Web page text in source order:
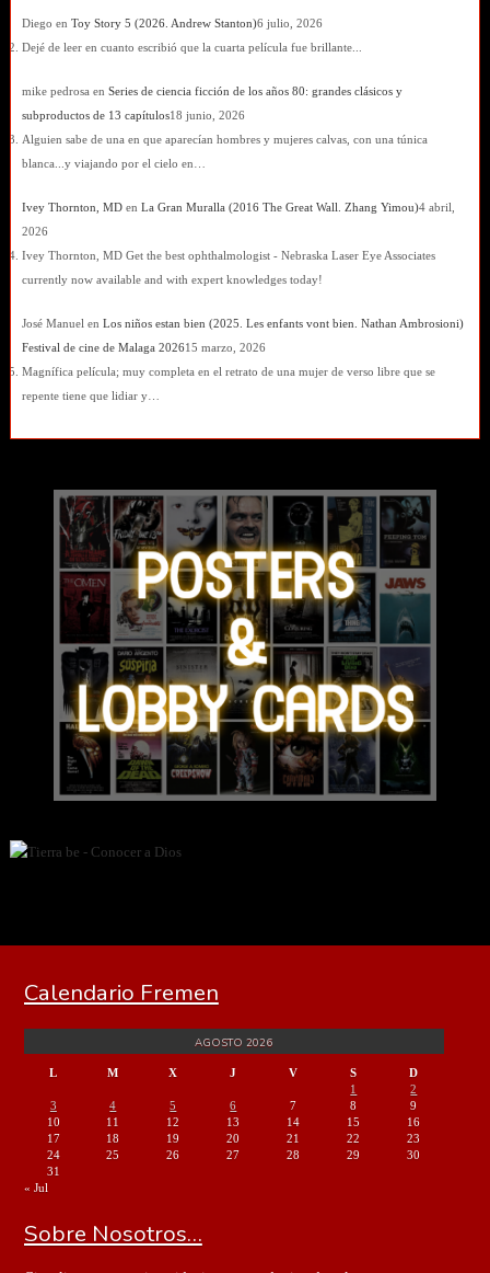
Diego en Toy Story 5 (2026. Andrew Stanton)6 julio, 2026
Dejé de leer en cuanto escribió que la cuarta película fue brillante...
mike pedrosa en Series de ciencia ficción de los años 80: grandes clásicos y
subproductos de 13 capítulos18 junio, 2026
Alguien sabe de una en que aparecían hombres y mujeres calvas, con una túnica
blanca...y viajando por el cielo en…
Ivey Thornton, MDen La Gran Muralla (2016 The Great Wall. Zhang Yimou)4 abril,
2026
Ivey Thornton, MD Get the best ophthalmologist - Nebraska Laser Eye Associates
currently now available and with expert knowledges today!
José Manuel en Los niños estan bien (2025. Les enfants vont bien. Nathan Ambrosioni)
Festival de cine de Malaga 202615 marzo, 2026
Magnífica película; muy completa en el retrato de una mujer de verso libre que se
repente tiene que lidiar y…
Calendario Fremen
AGOSTO 2026
L M X J V S
D
1
2
3
4 5 6 7 8
9
10
11 12 13 14 15
16
17
18 19 20 21 22
23
24
25 26 27 28 29
30
31
« Jul
Sobre Nosotros…